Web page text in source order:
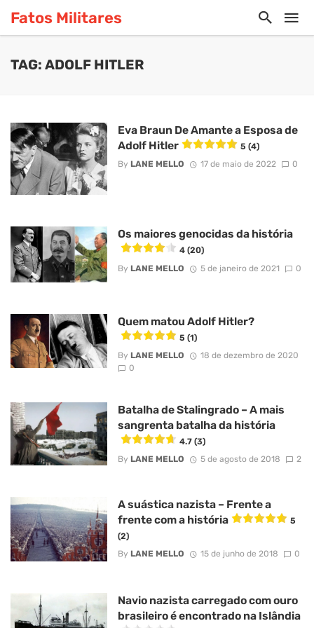
Fatos Militares
TAG: ADOLF HITLER
Eva Braun De Amante a Esposa de
Adolf Hitler
5 (4)
By LANE MELLO 17 de maio de 2022 0
Os maiores genocidas da história
4 (20)
By LANE MELLO 5 de janeiro de 2021 0
Quem matou Adolf Hitler?
5 (1)
By LANE MELLO
18 de dezembro de 2020
0
Batalha de Stalingrado – A mais
sangrenta batalha da história
4.7 (3)
By LANE MELLO 5 de agosto de 2018 2
A suástica nazista – Frente a
frente com a história
5
(2)
By LANE MELLO 15 de junho de 2018 0
Navio nazista carregado com ouro
brasileiro é encontrado na Islândia